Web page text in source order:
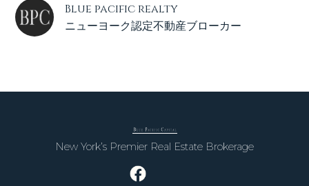
Blue pacific realty
ニューヨーク認定不動産ブローカー
New York’s Premier Real Estate Brokerage